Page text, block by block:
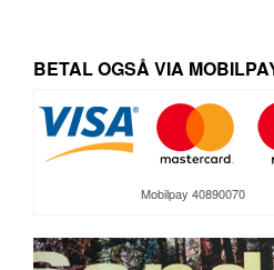
BETAL OGSÅ VIA
Mobilpay 40890070